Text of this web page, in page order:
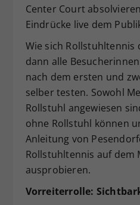
Center Court
Eindrücke live dem
Wie sich
dann alle
nach dem ersten und
selber testen. Sowohl
Rollstuhl angewiesen
ohne Rollstuhl können
Anleitung von
Rollstuhltennis auf dem
ausprobieren.
Vorreiterrolle: